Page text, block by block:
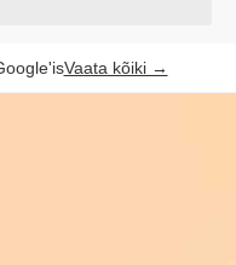
Vaata kõiki →